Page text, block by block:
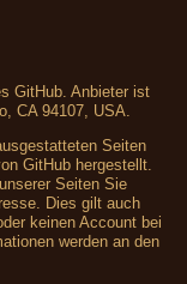
GitHub. Anbieter ist
CA 94107, USA.
Seiten
GitHub hergestellt.
Seiten Sie
Dies gilt auch
keinen Account bei
werden an den